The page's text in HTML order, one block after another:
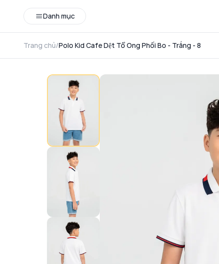
Danh mục
Trang chủ/Polo Kid Cafe Dệt Tổ Ong Phối Bo - Trắng - 8